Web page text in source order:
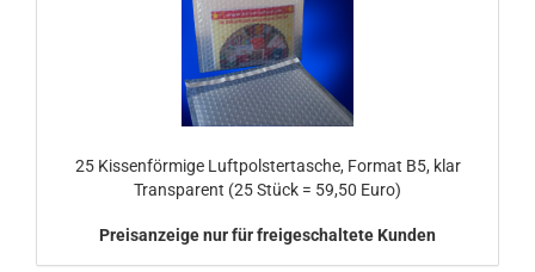
25 Kissenförmige Luftpolstertasche, Format B5, klar
Transparent (25 Stück = 59,50 Euro)
Preisanzeige nur für freigeschaltete Kunden